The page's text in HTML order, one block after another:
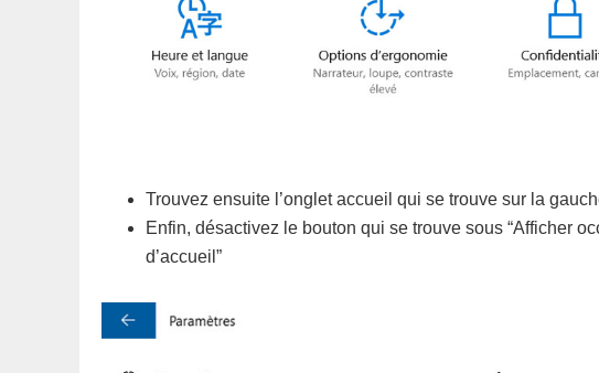
Trouvez ensuite l’onglet accueil qui se trouve sur la
Enfin, désactivez le bouton qui se trouve sous “Afficher
d’accueil”